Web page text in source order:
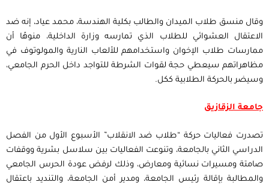
وقال منسق طلاب الميدان والطالب بكلية الهندسة، محمد عياد، إنه ضد
الاعتقال العشوائي للطلاب الذي تمارسه وزارة الداخلية، منوهًا أن
ممارسات طلاب الإخوان واستخدامهم للألعاب النارية والمولوتوف في
مظاهراتهم سيعطي حجة لقوات الشرطة للتواجد داخل الحرم الجامعي،
وسيضر بالحركة الطلابية ككل.
جامعة الزقازيق
تصدرت فعاليات حركة “طلاب ضد الانقلاب” الأسبوع الأول من الفصل
الدراسي الثاني بالجامعة، وتنوعت الفعاليات بين سلاسل بشرية ووقفات
صامتة ومسيرات نسائية ومعارض، وذلك لرفض عودة الحرس الجامعي
والمطالبة بإقالة رئيس الجامعة، ومدير أمن الجامعة، والتنديد باعتقال